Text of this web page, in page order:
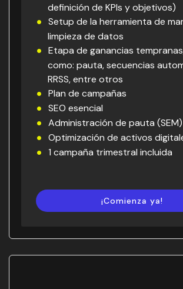
definición de KPIs y objetivos)
Setup de la herramienta de
limpieza de datos
Etapa de ganancias
como: pauta, secuencias
RRSS, entre otros
Plan de campañas
SEO esencial
Administración de pauta (SEM)
Optimización de activos
1 campaña trimestral incluida
¡Comienza ya!